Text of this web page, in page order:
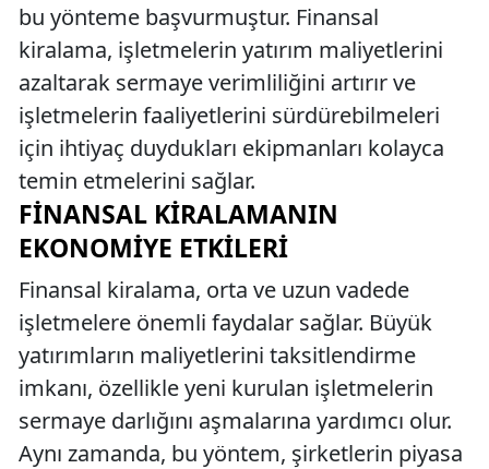
bu yönteme başvurmuştur. Finansal
kiralama, işletmelerin yatırım maliyetlerini
azaltarak sermaye verimliliğini artırır ve
işletmelerin faaliyetlerini sürdürebilmeleri
için ihtiyaç duydukları ekipmanları kolayca
temin etmelerini sağlar.
FINANSAL KIRALAMANIN
EKONOMIYE ETKILERI
Finansal kiralama, orta ve uzun vadede
işletmelere önemli faydalar sağlar. Büyük
yatırımların maliyetlerini taksitlendirme
imkanı, özellikle yeni kurulan işletmelerin
sermaye darlığını aşmalarına yardımcı olur.
Aynı zamanda, bu yöntem, şirketlerin piyasa